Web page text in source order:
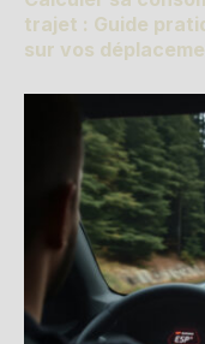
trajet : Guide
sur vos